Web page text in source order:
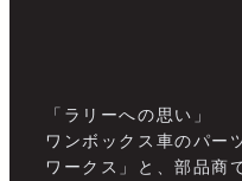
「ラリーへの思い」
ワンボックス車のパー
ワークス」と、部品商